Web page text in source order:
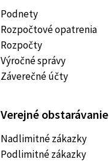
Podnety
Rozpočtové opatrenia
Rozpočty
Výročné správy
Záverečné účty
Verejné obstarávanie
Nadlimitné zákazky
Podlimitné zákazky